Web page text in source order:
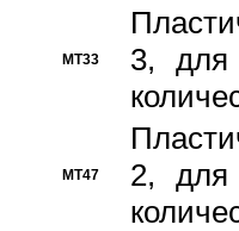
MT33
3, для
MT47
2, для